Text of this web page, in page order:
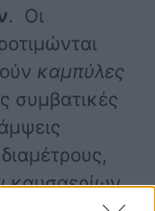
. Οι
καμπύλες
συμβατικές
καυσαερίων.